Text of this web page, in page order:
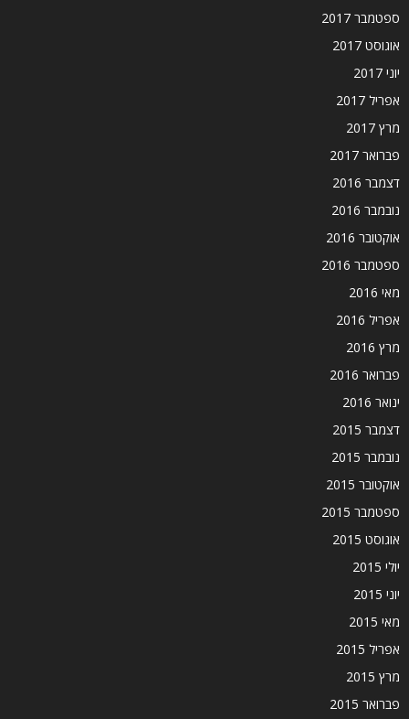
ספטמבר 2017
אוגוסט 2017
יוני 2017
אפריל 2017
מרץ 2017
פברואר 2017
דצמבר 2016
נובמבר 2016
אוקטובר 2016
ספטמבר 2016
מאי 2016
אפריל 2016
מרץ 2016
פברואר 2016
ינואר 2016
דצמבר 2015
נובמבר 2015
אוקטובר 2015
ספטמבר 2015
אוגוסט 2015
יולי 2015
יוני 2015
מאי 2015
אפריל 2015
מרץ 2015
פברואר 2015